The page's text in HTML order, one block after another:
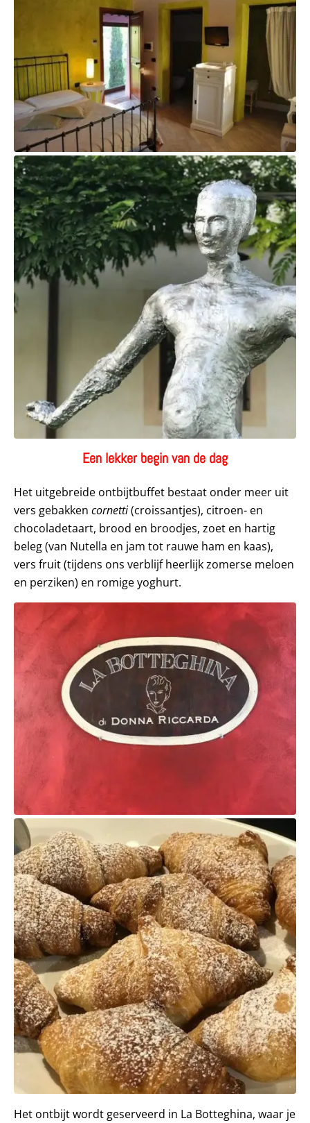
Een lekker begin van de dag
Het uitgebreide ontbijtbuffet bestaat onder meer uit
vers gebakken cornetti(croissantjes), citroen- en
chocoladetaart, brood en broodjes, zoet en hartig
beleg (van Nutella en jam tot rauwe ham en kaas),
vers fruit (tijdens ons verblijf heerlijk zomerse meloen
en perziken) en romige yoghurt.
Het ontbijt wordt geserveerd in La Botteghina, waar je